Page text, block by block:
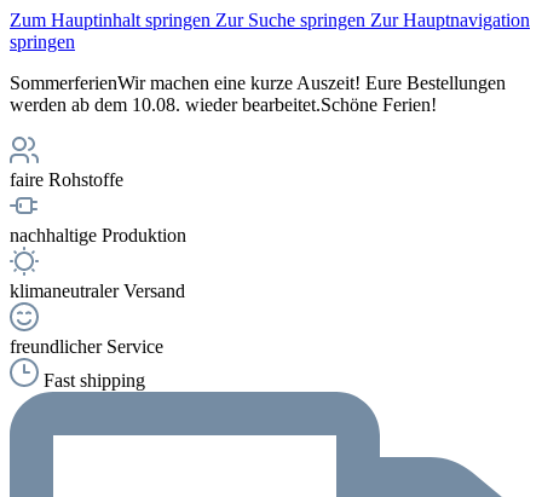
Zum Hauptinhalt springen Zur Suche springen Zur Hauptnavigation
springen
SommerferienWir machen eine kurze Auszeit! Eure Bestellungen
werden ab dem 10.08. wieder bearbeitet.Schöne Ferien!
faire Rohstoffe
nachhaltige Produktion
klimaneutraler Versand
freundlicher Service
Fast shipping